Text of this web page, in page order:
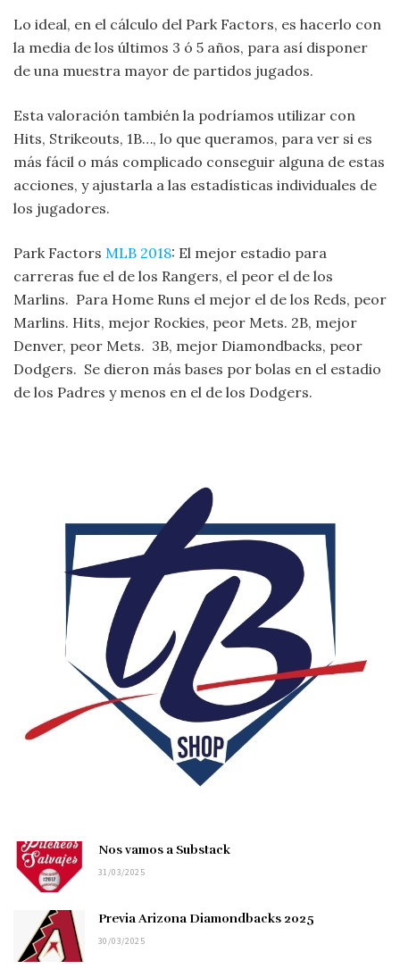
Lo ideal, en el cálculo del Park Factors, es hacerlo con
la media de los últimos 3 ó 5 años, para así disponer
de una muestra mayor de partidos jugados.
Esta valoración también la podríamos utilizar con
Hits, Strikeouts, 1B…, lo que queramos, para ver si es
más fácil o más complicado conseguir alguna de estas
acciones, y ajustarla a las estadísticas individuales de
los jugadores.
Park Factors MLB 2018: El mejor estadio para
carreras fue el de los Rangers, el peor el de los
Marlins. Para Home Runs el mejor el de los Reds, peor
Marlins. Hits, mejor Rockies, peor Mets. 2B, mejor
Denver, peor Mets. 3B, mejor Diamondbacks, peor
Dodgers. Se dieron más bases por bolas en el estadio
de los Padres y menos en el de los Dodgers.
Nos vamos a Substack
31/03/2025
Previa Arizona Diamondbacks 2025
30/03/2025